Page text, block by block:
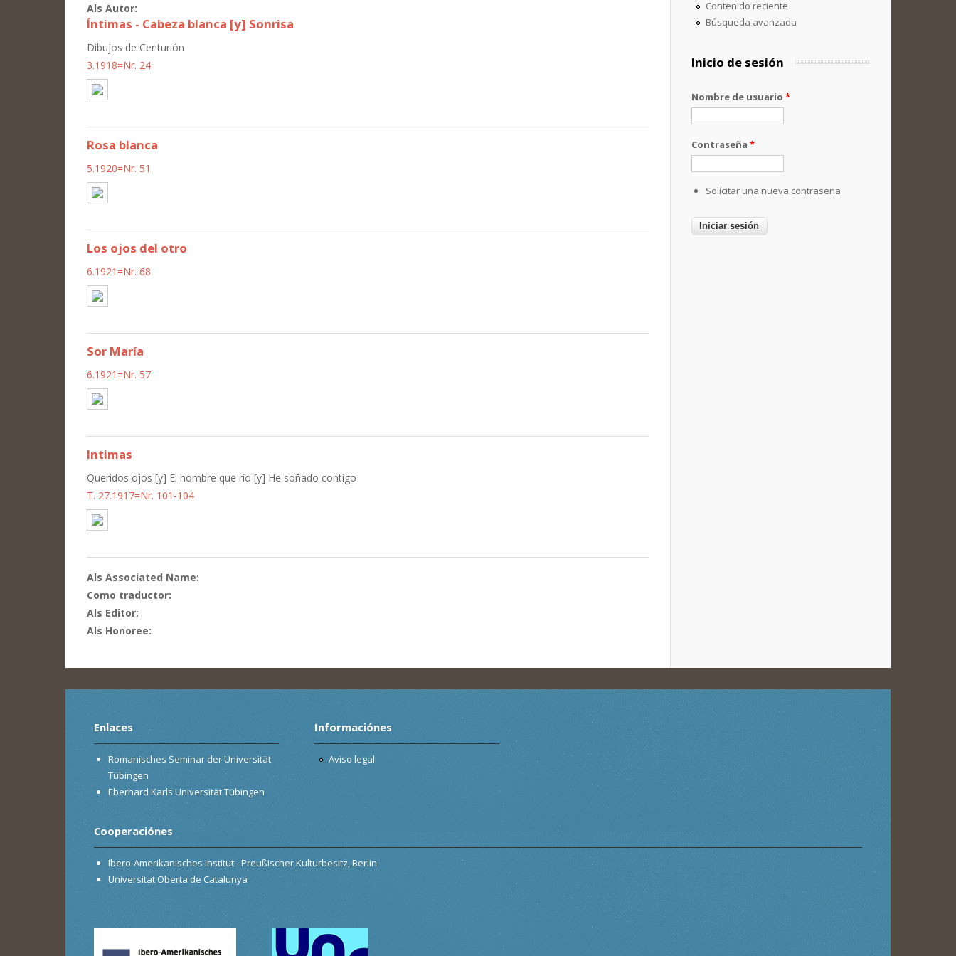
Als Autor:
Íntimas - Cabeza blanca [y] Sonrisa
Dibujos de Centurión
3.1918=Nr. 24
Rosa blanca
5.1920=Nr. 51
Los ojos del otro
6.1921=Nr. 68
Sor María
6.1921=Nr. 57
Intimas
Queridos ojos [y] El hombre que río [y] He soñado contigo
T. 27.1917=Nr. 101-104
Als Associated Name:
Como traductor:
Als Editor:
Als Honoree:
Contenido reciente
Búsqueda avanzada
Inicio de sesión
Nombre de usuario *
Contraseña *
Solicitar una nueva contraseña
Enlaces
Romanisches Seminar der Universität
Tübingen
Eberhard Karls Universität Tübingen
Informaciónes
Aviso legal
Cooperaciónes
Ibero-Amerikanisches Institut - Preußischer Kulturbesitz, Berlin
Universitat Oberta de Catalunya